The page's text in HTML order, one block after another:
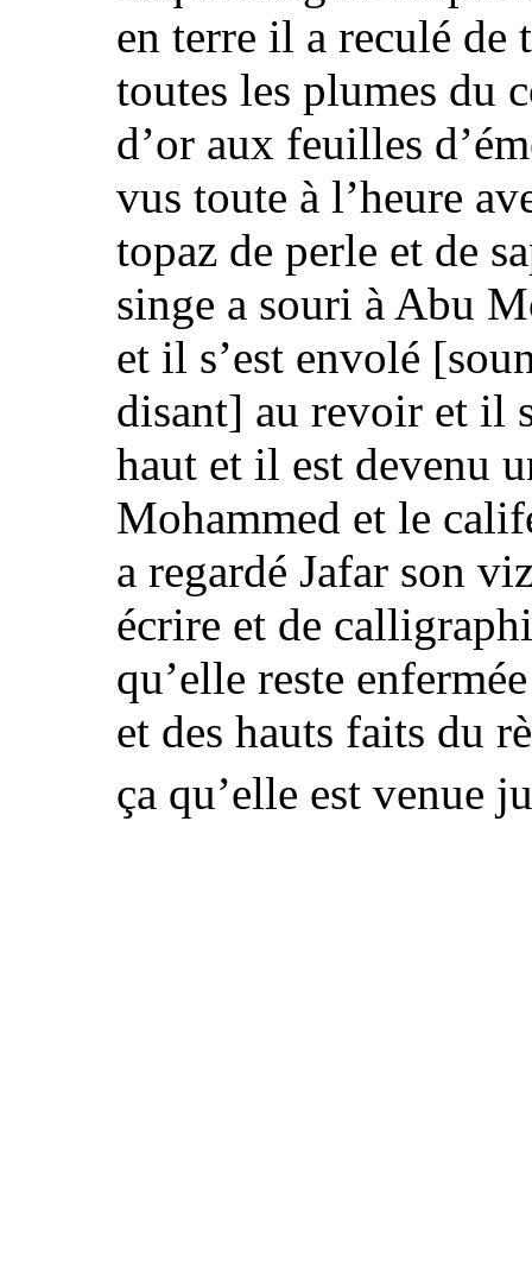
en terre il a reculé de
toutes les plumes du
d’or aux feuilles
vus toute à l’heure
topaz de perle et de
singe a souri à Abu
et il s’est envolé
disant] au revoir et il
haut et il est devenu
Mohammed et le
a regardé Jafar son
écrire et de
qu’elle reste
et des hauts faits du
ça qu’elle est venue